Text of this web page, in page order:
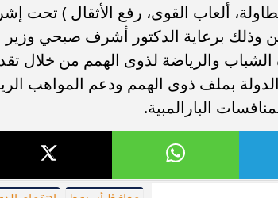
ألعاب القوى، رفع الأثقال ) تحت
وذلك برعاية الدكتور أشرف صبحي وزير
الشباب والرياضة لذوى الهمم من خلال
بملف ذوى الهمم ودعم المواهب
البارالمبية.